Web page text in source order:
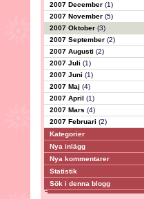
2007 December (1)
2007 November (5)
2007 Oktober (3)
2007 September (2)
2007 Augusti (2)
2007 Juli (1)
2007 Juni (1)
2007 Maj (4)
2007 April (1)
2007 Mars (4)
2007 Februari (2)
Kategorier
Nya inlägg
Nya kommentarer
Statistik
Sök i denna blogg